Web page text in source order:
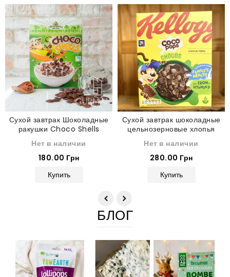
Сухой завтрак Шоколадные
ракушки Choco Shells
Нет в наличии
180.00 Грн
Купить
Сухой завтрак шоколадные
цельнозерновые хлопья
Нет в наличии
280.00 Грн
Купить
БЛОГ